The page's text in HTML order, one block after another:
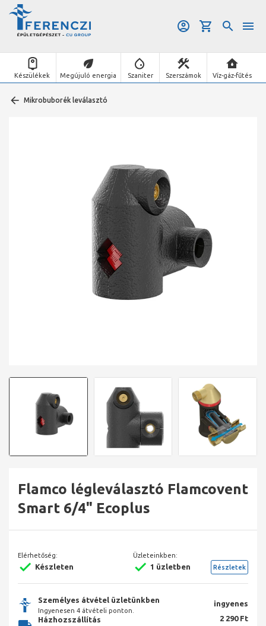
Készülékek Megújuló energia Szaniter Szerszámok Víz-gáz-fűtés
Mikrobuborék leválasztó
Flamco légleválasztó Flamcovent
Smart 6/4" Ecoplus
Elérhetőség:
Készleten
Üzleteinkben:
1 üzletben Részletek
Személyes átvétel üzletünkben
Ingyenesen 4 átvételi ponton.
ingyenes
Házhozszállítás
2 290 Ft